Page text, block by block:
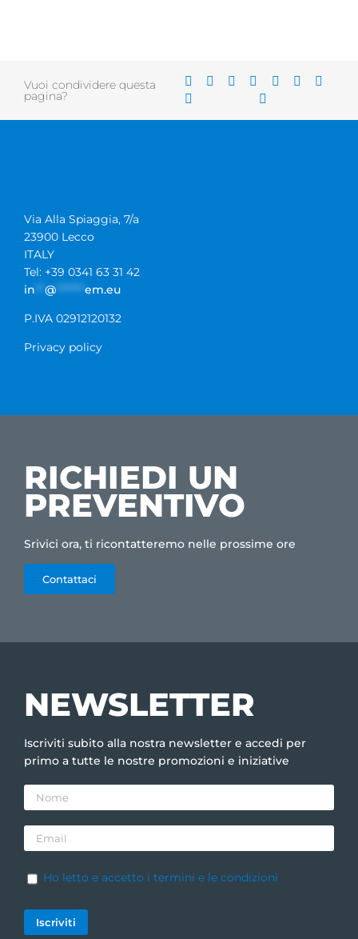
Vuoi condividere questa
pagina?
Via Alla Spiaggia, 7/a
23900 Lecco
ITALY
Tel: +39 0341 63 31 42
in
@ ****** em.eu
P.IVA 02912120132
Privacy policy
RICHIEDI UN
PREVENTIVO
Srivici ora, ti ricontatteremo nelle prossime ore
Contattaci
NEWSLETTER
Iscriviti subito alla nostra newsletter e accedi per
primo a tutte le nostre promozioni e iniziative
Ho letto e accetto i termini e le condizioni